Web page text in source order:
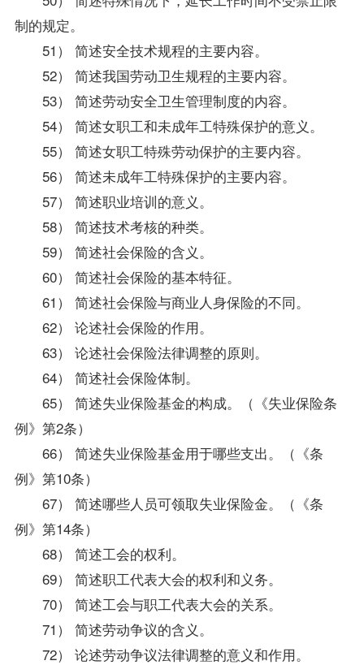
制的规定。
51） 简述安全技术规程的主要内容。
52） 简述我国劳动卫生规程的主要内容。
53） 简述劳动安全卫生管理制度的内容。
54） 简述女职工和未成年工特殊保护的意义。
55） 简述女职工特殊劳动保护的主要内容。
56） 简述未成年工特殊保护的主要内容。
57） 简述职业培训的意义。
58） 简述技术考核的种类。
59） 简述社会保险的含义。
60） 简述社会保险的基本特征。
61） 简述社会保险与商业人身保险的不同。
62） 论述社会保险的作用。
63） 论述社会保险法律调整的原则。
64） 简述社会保险体制。
65） 简述失业保险基金的构成。（《失业保险条
例》第2条）
66） 简述失业保险基金用于哪些支出。（《条
例》第10条）
67） 简述哪些人员可领取失业保险金。（《条
例》第14条）
68） 简述工会的权利。
69） 简述职工代表大会的权利和义务。
70） 简述工会与职工代表大会的关系。
71） 简述劳动争议的含义。
72） 论述劳动争议法律调整的意义和作用。